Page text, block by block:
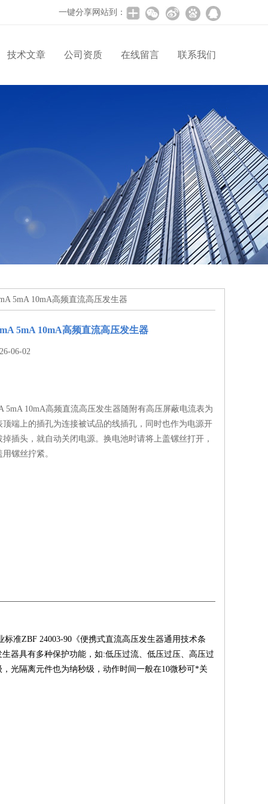
一键分享网站到：
技术文章 公司资质 在线留言 联系我们
5mA 10mA高频直流高压发生器
5mA 10mA高频直流高压发生器
06-02
5mA 10mA高频直流高压发生器随附有高压屏蔽电流表为
顶端上的插孔为连接被试品的线插孔，同时也作为电源开
掉插头，就自动关闭电源。换电池时请将上盖镙丝打开，
镙丝拧紧。
准ZBF 24003-90《便携式直流高压发生器通用技术条
器具有多种保护功能，如:低压过流、低压过压、高压过
光隔离元件也为纳秒级，动作时间一般在10微秒可*关